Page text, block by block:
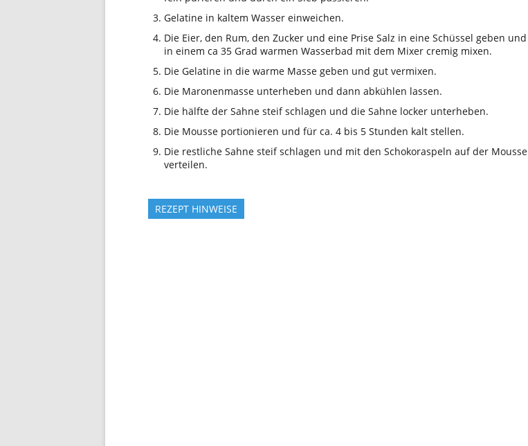
Gelatine in kaltem Wasser einweichen.
Die Eier, den Rum, den Zucker und eine Prise Salz in eine Schüssel geben und
in einem ca 35 Grad warmen Wasserbad mit dem Mixer cremig mixen.
Die Gelatine in die warme Masse geben und gut vermixen.
Die Maronenmasse unterheben und dann abkühlen lassen.
Die hälfte der Sahne steif schlagen und die Sahne locker unterheben.
Die Mousse portionieren und für ca. 4 bis 5 Stunden kalt stellen.
Die restliche Sahne steif schlagen und mit den Schokoraspeln auf der Mousse
verteilen.
REZEPT HINWEISE